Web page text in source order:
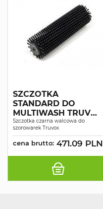
SZCZOTKA
STANDARD DO
MULTIWASH TRUVOX
CZARNA
Szczotka czarna walcowa do
szorowarek Truvox
cena brutto: 471.09 PLN